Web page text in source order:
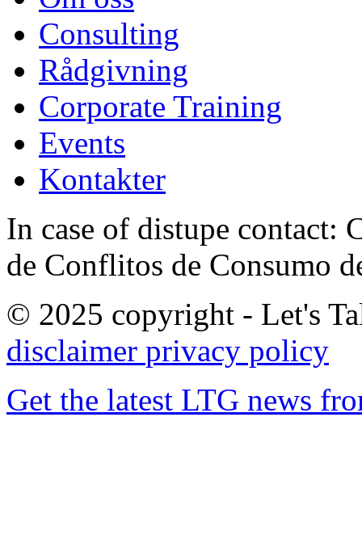
Consulting
Rådgivning
Corporate Training
Events
Kontakter
In case of distupe contact:
de Conflitos de Consumo
© 2025 copyright - Let's
disclaimer privacy policy
Get the latest LTG news